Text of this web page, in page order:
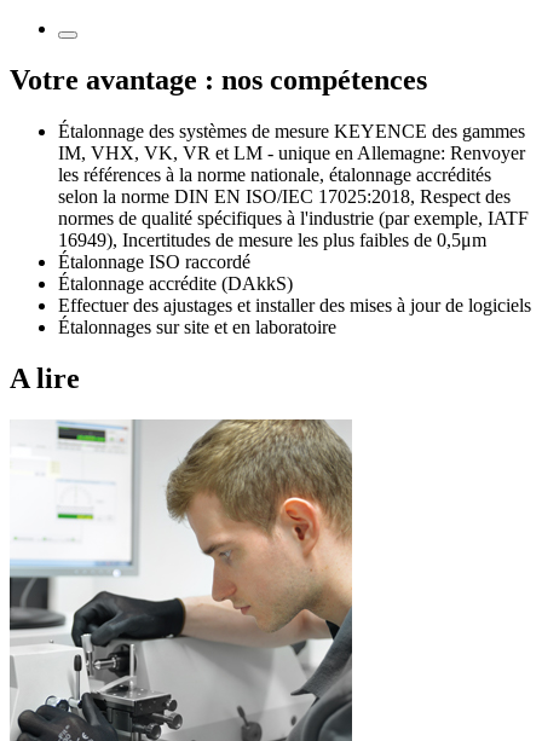
Votre avantage : nos compétences
Étalonnage des systèmes de mesure KEYENCE des gammes
IM, VHX, VK, VR et LM - unique en Allemagne: Renvoyer
les références à la norme nationale, étalonnage accrédités
selon la norme DIN EN ISO/IEC 17025:2018, Respect des
normes de qualité spécifiques à l'industrie (par exemple, IATF
16949), Incertitudes de mesure les plus faibles de 0,5μm
Étalonnage ISO raccordé
Étalonnage accrédite (DAkkS)
Effectuer des ajustages et installer des mises à jour de logiciels
Étalonnages sur site et en laboratoire
A lire